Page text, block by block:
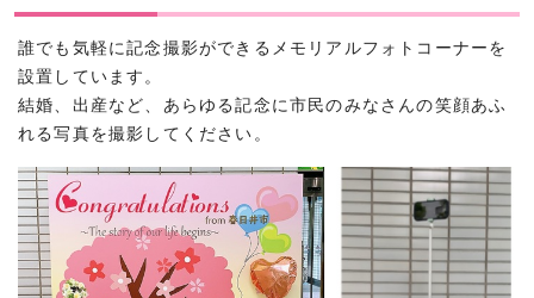
誰でも気軽に記念撮影ができるメモリアルフォトコーナーを
設置しています。
結婚、出産など、あらゆる記念に市民のみなさんの笑顔あふ
れる写真を撮影してください。